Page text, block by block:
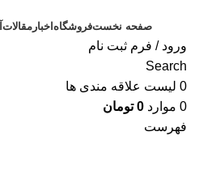
صفحه نخستفروشگاه اخبار مقالات
ورود / فرم ثبت نام
Search
0 لیست علاقه مندی ها
0 موارد 0 تومان
فهرست